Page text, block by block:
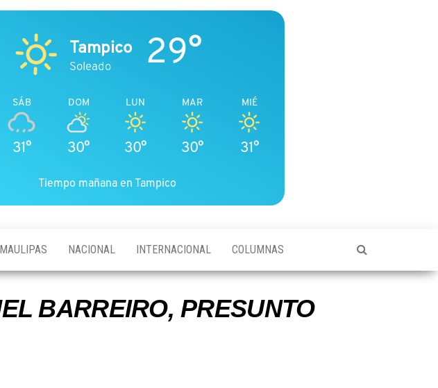
Tampico
Soleado 29°
SÁB
31°
DOM
30°
LUN
30°
MAR
30°
MIÉ
31°
Tiempo mañana en Tampico
NACIONAL INTERNACIONAL COLUMNAS
BARREIRO, PRESUNTO